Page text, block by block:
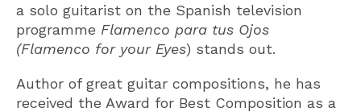
a solo guitarist on the Spanish television
programme Flamenco para tus Ojos
(Flamenco for your Eyes) stands out.
Author of great guitar compositions, he has
received the Award for Best Composition as a